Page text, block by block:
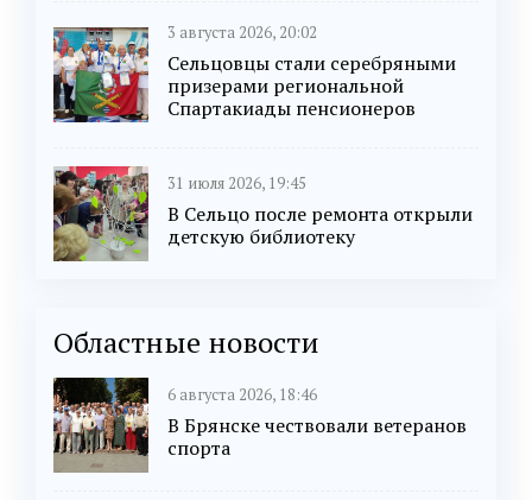
3 августа 2026, 20:02
Сельцовцы стали серебряными
призерами региональной
Спартакиады пенсионеров
31 июля 2026, 19:45
В Сельцо после ремонта открыли
детскую библиотеку
Областные новости
6 августа 2026, 18:46
В Брянске чествовали ветеранов
спорта